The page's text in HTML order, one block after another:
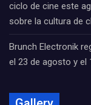
ciclo de cine este
sobre la cultura de
Brunch Electronik
el 23 de agosto y el